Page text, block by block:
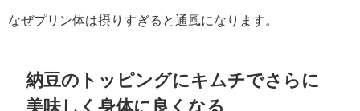
なぜプリン体は摂りすぎると通風になります。
納豆のトッピングにキムチでさらに
美味しく身体に良くなる